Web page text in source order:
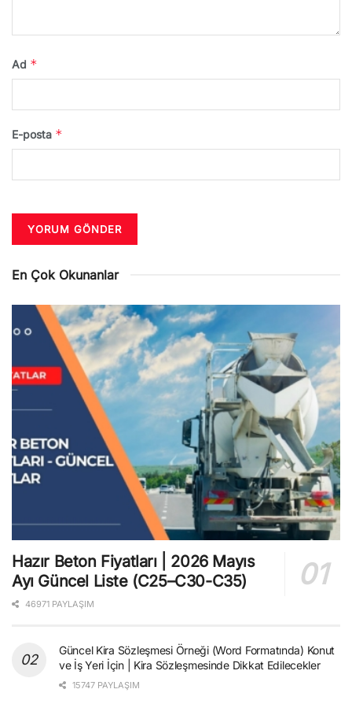
Ad *
E-posta *
En Çok Okunanlar
Hazır Beton Fiyatları | 2026 Mayıs
Ayı Güncel Liste (C25–C30-C35)
46971 PAYLAŞIM
Güncel Kira Sözleşmesi Örneği (Word Formatında) Konut
ve İş Yeri İçin | Kira Sözleşmesinde Dikkat Edilecekler
15747 PAYLAŞIM